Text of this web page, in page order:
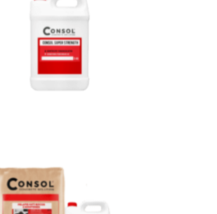
CONSOL SUPER STRENGTH